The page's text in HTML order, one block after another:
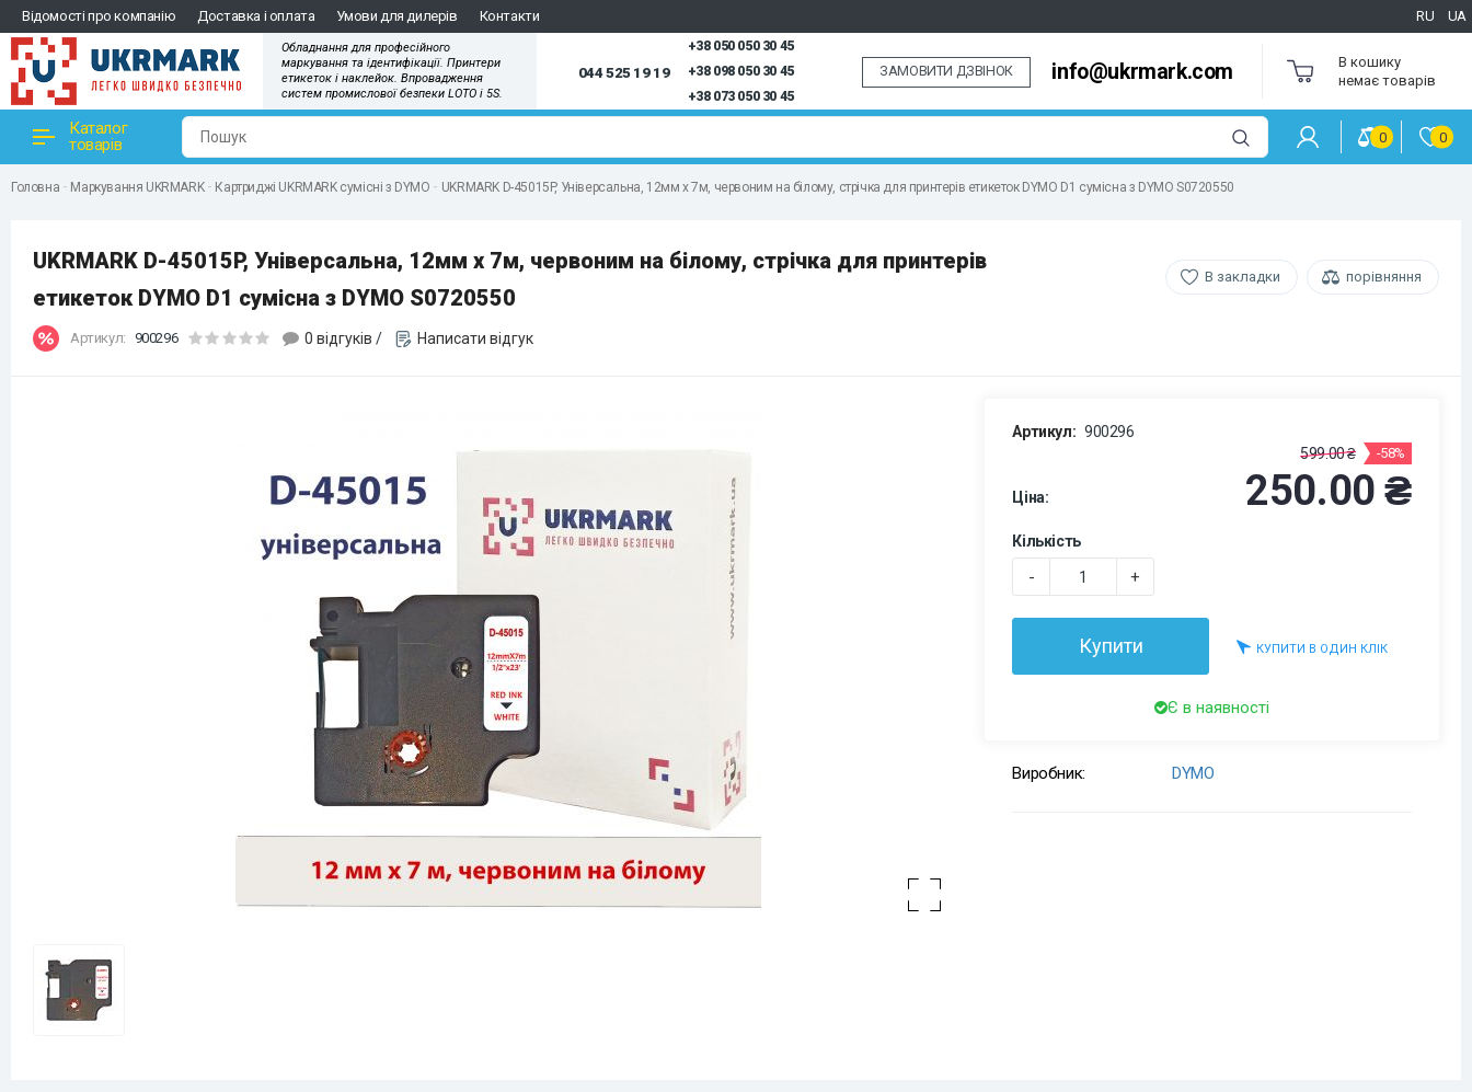
Відомості про компанію Доставка і оплата Умови для дилерів Контакти RU UA
Обладнання для професійного
маркування та ідентифікації. Принтери
етикеток і наклейок. Впровадження
систем промислової безпеки LOTO і 5S.
044 525 19 19
+38 050 050 30 45
+38 098 050 30 45
+38 073 050 30 45
ЗАМОВИТИ ДЗВІНОК info@ukrmark.com
В кошику
немає товарів
Каталог
товарів
0 0
Головна Маркування UKRMARK Картриджі UKRMARK сумісні з DYMO UKRMARK D-45015P, Універсальна, 12мм х 7м, червоним на білому, стрічка для принтерів етикеток DYMO D1 сумісна з DYMO S0720550
UKRMARK D-45015P, Універсальна, 12мм х 7м, червоним на білому, стрічка для принтерів
етикеток DYMO D1 сумісна з DYMO S0720550
Артикул: 900296 0 відгуків / Написати відгук
В закладки порівняння
Артикул: 900296
Ціна:
599.00 ₴ -58%
250.00 ₴
Кількість
- +
Купити КУПИТИ В ОДИН КЛІК
Є в наявності
Виробник: DYMO